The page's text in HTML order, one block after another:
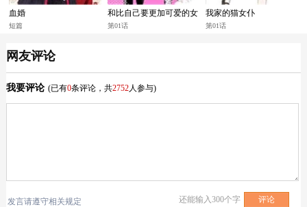
血婚
短篇
和比自己要更加可爱的女
孩子相遇了
第01话
我家的猫女仆
第01话
网友评论
我要评论 (已有0条评论，共2752人参与)
发言请遵守相关规定 还能输入300个字